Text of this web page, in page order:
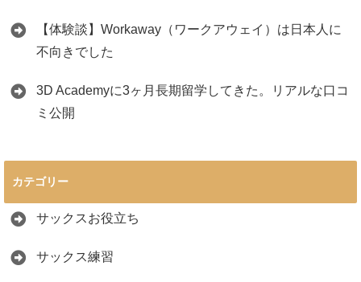
【体験談】Workaway（ワークアウェイ）は日本人に
不向きでした
3D Academyに3ヶ月長期留学してきた。リアルな口コ
ミ公開
カテゴリー
サックスお役立ち
サックス練習